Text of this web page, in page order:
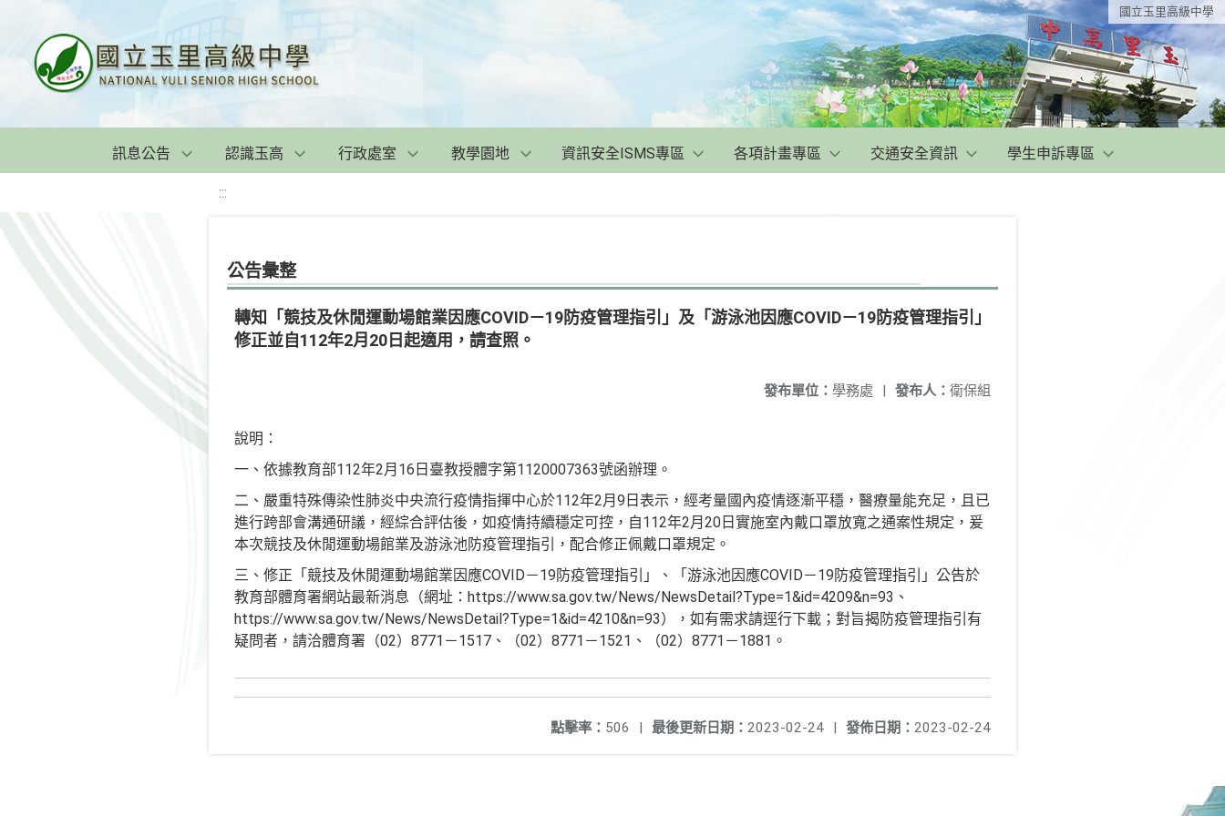
國立玉里高級中學
訊息公告 認識玉高 行政處室 教學園地 資訊安全ISMS專區 各項計畫專區 交通安全資訊 學生申訴專區
:::
公告彙整
轉知「競技及休閒運動場館業因應COVID－19防疫管理指引」及「游泳池因應COVID－19防疫管理指引」
修正並自112年2月20日起適用，請查照。
發布人： 衛保組
發布單位： 學務處 |
說明：
一、依據教育部112年2月16日臺教授體字第1120007363號函辦理。
二、嚴重特殊傳染性肺炎中央流行疫情指揮中心於112年2月9日表示，經考量國內疫情逐漸平穩，醫療量能充足，且已
進行跨部會溝通研議，經綜合評估後，如疫情持續穩定可控，自112年2月20日實施室內戴口罩放寬之通案性規定，爰
本次競技及休閒運動場館業及游泳池防疫管理指引，配合修正佩戴口罩規定。
三、修正「競技及休閒運動場館業因應COVID－19防疫管理指引」、「游泳池因應COVID－19防疫管理指引」公告於
教育部體育署網站最新消息（網址：https://www.sa.gov.tw/News/NewsDetail?Type=1&id=4209&n=93、
https://www.sa.gov.tw/News/NewsDetail?Type=1&id=4210&n=93），如有需求請逕行下載；對旨揭防疫管理指引有
疑問者，請洽體育署（02）8771－1517、（02）8771－1521、（02）8771－1881。
發佈日期： 2023-02-24
最後更新日期： 2023-02-24 |
點擊率： 506 |